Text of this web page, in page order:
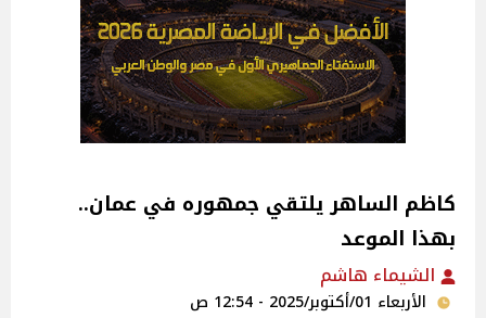
كاظم الساهر يلتقي جمهوره في عمان..
بهذا الموعد
الشيماء هاشم
الأربعاء 01/أكتوبر/2025 - 12:54 ص